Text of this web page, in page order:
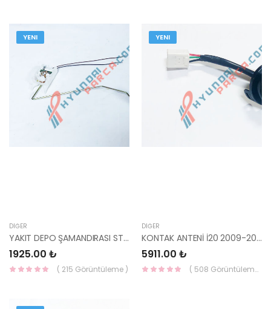
YENI
DIĞER
YAKIT DEPO ŞAMANDIRASI STAREX KAMYONET 94430-47000-HMC
1925.00 ₺
( 215 Görüntüleme )
YENI
DIĞER
KONTAK ANTENİ İ20 2009-2014 95440-1J000-HMC
5911.00 ₺
( 508 Görüntüleme )